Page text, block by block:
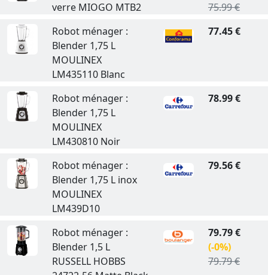
verre MIOGO MTB2
75.99 €
Robot ménager :
Blender 1,75 L
MOULINEX
LM435110 Blanc
77.45 €
Robot ménager :
Blender 1,75 L
MOULINEX
LM430810 Noir
78.99 €
Robot ménager :
Blender 1,75 L inox
MOULINEX
LM439D10
79.56 €
Robot ménager :
Blender 1,5 L
RUSSELL HOBBS
79.79 €
(-0%)
79.79 €